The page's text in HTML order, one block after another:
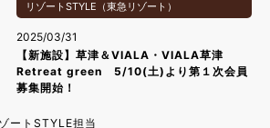
リゾートSTYLE（東急リゾート）
2025/03/31
【新施設】草津＆VIALA・VIALA草津
Retreat green 5/10(土)より第１次会員
募集開始！
ートSTYLE担当